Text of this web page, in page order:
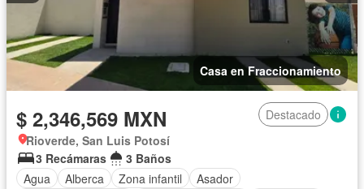
Casa en Fraccionamiento
$ 2,346,569 MXN
Destacado
Rioverde, San Luis Potosí
3 Recámaras
3 Baños
Agua
Alberca Zona infantil
Asador